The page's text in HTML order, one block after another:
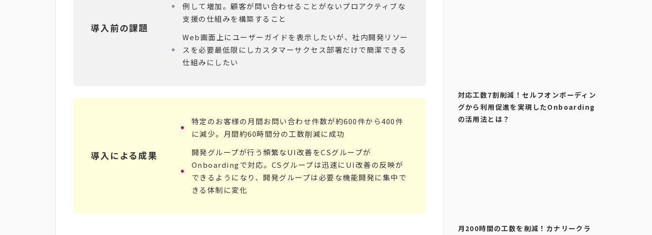
導入前の課題
例して増加。顧客が問い合わせることがないプロアクティブな
支援の仕組みを構築すること
Web画面上にユーザーガイドを表示したいが、社内開発リソー
スを必要最低限にしカスタマーサクセス部署だけで簡潔できる
仕組みにしたい
導入による成果
特定のお客様の月間お問い合わせ件数が約600件から400件
に減少。月間約60時間分の工数削減に成功
開発グループが行う頻繁なUI改善をCSグループが
Onboardingで対応。CSグループは迅速にUI改善の反映が
できるようになり、開発グループは必要な機能開発に集中で
きる体制に変化
対応工数7割削減！セルフオンボーディン
グから利用促進を実現したOnboarding
の活用法とは？
月200時間の工数を削減！カナリークラ